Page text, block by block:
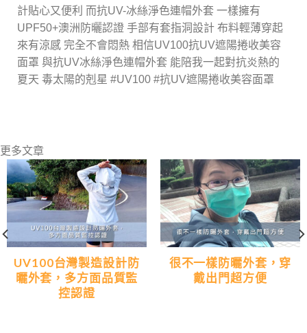
計貼心又便利 而抗UV-冰絲淨色連帽外套 一樣擁有
UPF50+澳洲防曬認證 手部有套指洞設計 布料輕薄穿起
來有涼感 完全不會悶熱 相信UV100抗UV遮陽捲收美容
面罩 與抗UV冰絲淨色連帽外套 能陪我一起對抗炎熱的
夏天 毒太陽的剋星 #UV100 #抗UV遮陽捲收美容面罩
更多文章
UV100台灣製造設計防
曬外套，多方面品質監
控認證
很不一樣防曬外套，穿
戴出門超方便